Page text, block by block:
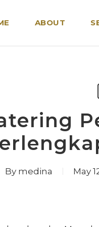
ABOUT
By medina May